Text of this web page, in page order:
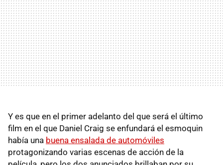
Y es que en el primer adelanto del que será el último
film en el que Daniel Craig se enfundará el esmoquin
había una buena ensalada de automóviles
protagonizando varias escenas de acción de la